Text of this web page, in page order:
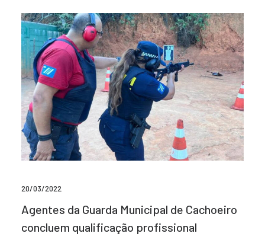
20/03/2022
Agentes da Guarda Municipal de Cachoeiro
concluem qualificação profissional